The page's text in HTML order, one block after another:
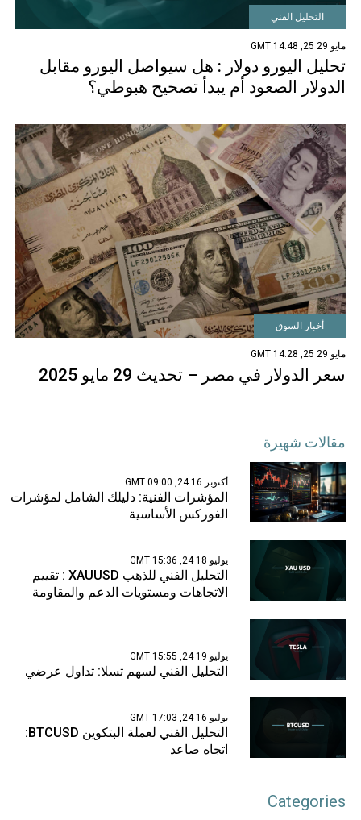
التحليل الفني
مايو 29 25, 14:48 GMT
تحليل اليورو دولار : هل سيواصل اليورو مقابل
الدولار الصعود أم يبدأ تصحيح هبوطي؟
أخبار السوق
مايو 29 25, 14:28 GMT
سعر الدولار في مصر – تحديث 29 مايو 2025
مقالات شهيرة
أكتوبر 16 24, 09:00 GMT
المؤشرات الفنية: دليلك الشامل لمؤشرات
الفوركس الأساسية
يوليو 18 24, 15:36 GMT
التحليل الفني للذهب XAUUSD : تقييم
الاتجاهات ومستويات الدعم والمقاومة
يوليو 19 24, 15:55 GMT
التحليل الفني لسهم تسلا: تداول عرضي
يوليو 16 24, 17:03 GMT
التحليل الفني لعملة البتكوين BTCUSD:
اتجاه صاعد
Categories